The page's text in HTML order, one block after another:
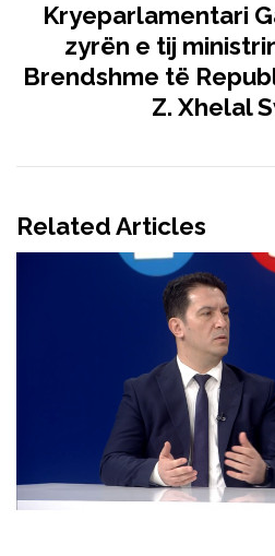
Kryeparlamentari
zyrën e tij
Brendshme të
Z. Xhelal
Related Articles